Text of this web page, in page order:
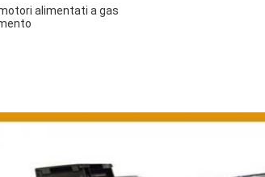
alimentati a gas